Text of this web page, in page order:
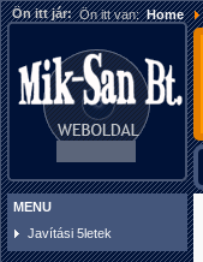
Ön itt jár: Ön itt van:Home
MENU
Javítási 5letek